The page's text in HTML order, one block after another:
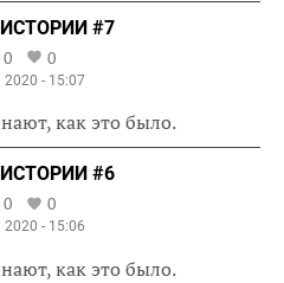
#7
0 0
- 15:07
как это было.
#6
0 0
- 15:06
как это было.